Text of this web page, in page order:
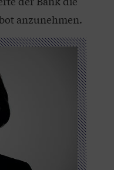
anzunehmen.